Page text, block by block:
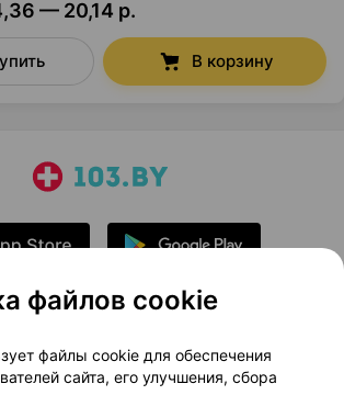
— 20,14 р.
В корзину
Новости проекта
рекламы
Медицинский маркетинг
файлов cookie
файлы cookie для обеспечения
сайта, его улучшения, сбора